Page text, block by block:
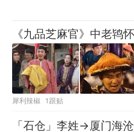
犀利辣椒 1跟贴
「石仓」李姓→厦门海沧